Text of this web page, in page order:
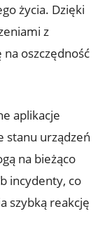
życia. Dzięki
z
na oszczędność
aplikacje
stanu urządzeń
na bieżąco
incydenty, co
szybką reakcję